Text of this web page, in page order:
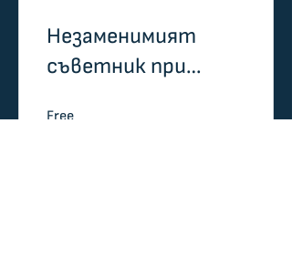
Незаменимият
съветник при
Free